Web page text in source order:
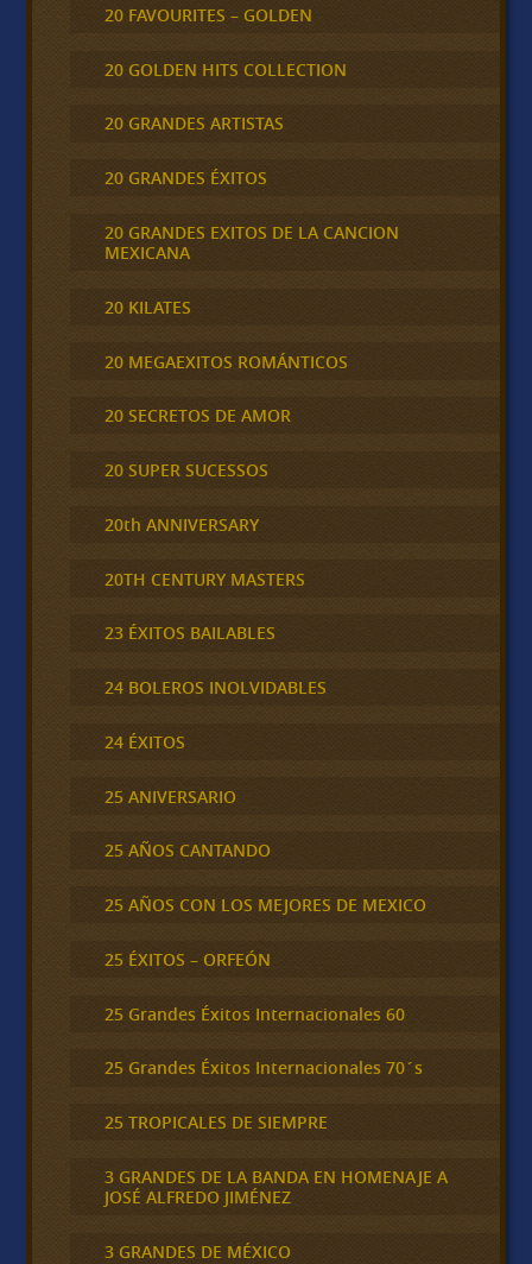
20 FAVOURITES – GOLDEN
20 GOLDEN HITS COLLECTION
20 GRANDES ARTISTAS
20 GRANDES ÉXITOS
20 GRANDES EXITOS DE LA CANCION
MEXICANA
20 KILATES
20 MEGAEXITOS ROMÁNTICOS
20 SECRETOS DE AMOR
20 SUPER SUCESSOS
20th ANNIVERSARY
20TH CENTURY MASTERS
23 ÉXITOS BAILABLES
24 BOLEROS INOLVIDABLES
24 ÉXITOS
25 ANIVERSARIO
25 AÑOS CANTANDO
25 AÑOS CON LOS MEJORES DE MEXICO
25 ÉXITOS – ORFEÓN
25 Grandes Éxitos Internacionales 60
25 Grandes Éxitos Internacionales 70´s
25 TROPICALES DE SIEMPRE
3 GRANDES DE LA BANDA EN HOMENAJE A
JOSÉ ALFREDO JIMÉNEZ
3 GRANDES DE MÉXICO